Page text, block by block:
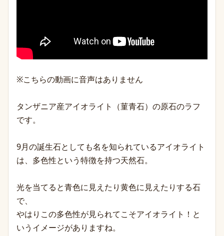
※こちらの動画に音声はありません
タンザニア産アイオライト（菫青石）の原石のラフ
です。
9月の誕生石としても名を知られているアイオライト
は、多色性という特徴を持つ天然石。
光を当てると青色に見えたり黄色に見えたりする石
で、
やはりこの多色性が見られてこそアイオライト！と
いうイメージがありますね。